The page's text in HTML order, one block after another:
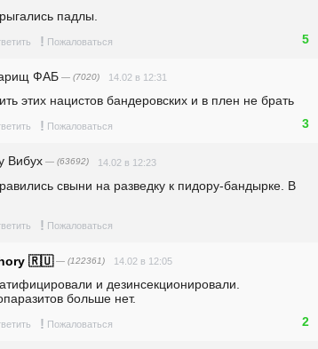
падлы.
! Пожаловаться 5
ФАБ — (7020) 14.02 в 12:31
этих нацистов бандеровских и в плен не брать
! Пожаловаться 3
Вибух — (63692) 14.02 в 12:23
свыни на разведку к пидору-бандырке. В
! Пожаловаться
🇷🇺— (122361) 14.02 в 12:05
и дезинсекционировали.
больше нет.
! Пожаловаться 2